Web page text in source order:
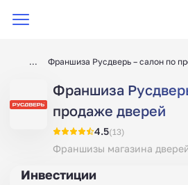
Франшиза Русдверь – салон по
Франшиза
продаже дверей
4.5(13)
Франшизы магазина
Инвестиции